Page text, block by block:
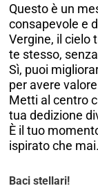
Questo è un
consapevole e
Vergine, il cielo
te stesso,
Sì, puoi
per avere
Metti al centro
tua dedizione
È il tuo
ispirato che mai.
Baci stellari!